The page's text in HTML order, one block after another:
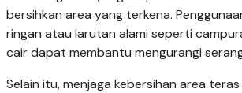
bersihkan area yang terkena.
ringan atau larutan alami seperti
cair dapat membantu mengurangi
Selain itu, menjaga kebersihan area